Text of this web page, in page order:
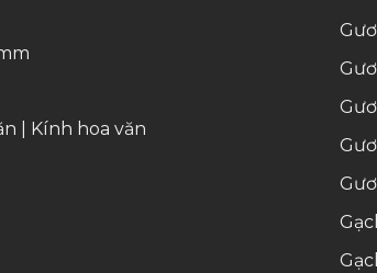
Kính hoa văn